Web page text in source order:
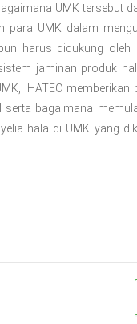
UMK tersebut
para UMK dalam
harus didukung
jaminan produk
IHATEC
bagaimana
hala di UMK yang